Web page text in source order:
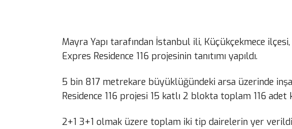
Mayra Yapı tarafından İstanbul ili, Küçükçekmece
Expres Residence 116 projesinin tanıtımı yapıldı.
5 bin 817 metrekare büyüklüğündeki arsa üzerinde
Residence 116 projesi 15 katlı 2 blokta toplam 116
2+1 3+1 olmak üzere toplam iki tip dairelerin yer